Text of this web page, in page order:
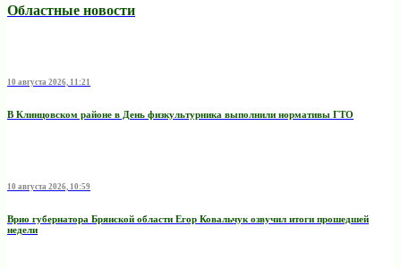
Областные новости
10 августа 2026, 11:21
В Клинцовском районе в День физкультурника выполнили нормативы ГТО
10 августа 2026, 10:59
Врио губернатора Брянской области Егор Ковальчук озвучил итоги прошедшей
недели